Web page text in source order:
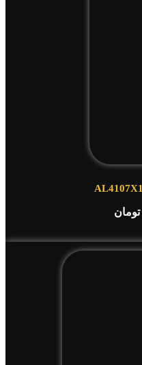
تومان